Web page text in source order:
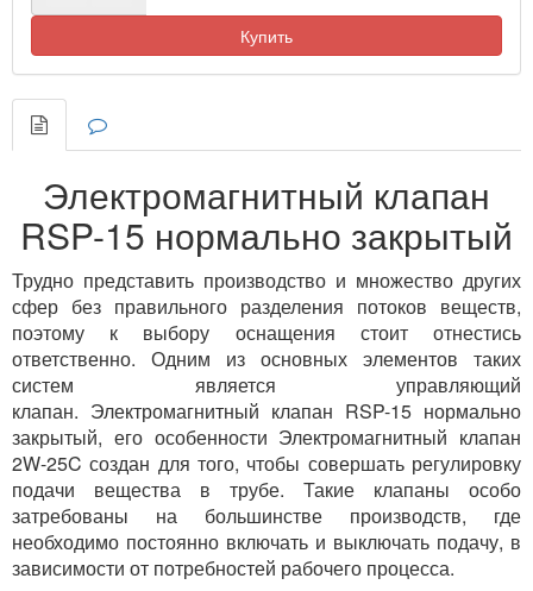
Купить
Электромагнитный клапан
RSP-15 нормально закрытый
Трудно представить производство и множество других
сфер без правильного разделения потоков веществ,
поэтому к выбору оснащения стоит отнестись
ответственно. Одним из основных элементов таких
систем является управляющий
клапан. Электромагнитный клапан RSP-15 нормально
закрытый, его особенности Электромагнитный клапан
2W-25C создан для того, чтобы совершать регулировку
подачи вещества в трубе. Такие клапаны особо
затребованы на большинстве производств, где
необходимо постоянно включать и выключать подачу, в
зависимости от потребностей рабочего процесса.